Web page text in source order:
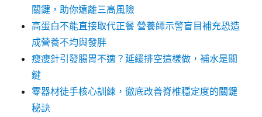
關鍵，助你遠離三高風險
高蛋白不能直接取代正餐 營養師示警盲目補充恐造
成營養不均與發胖
瘦瘦針引發腸胃不適？延緩排空這樣做，補水是關
鍵
零器材徒手核心訓練，徹底改善脊椎穩定度的關鍵
秘訣